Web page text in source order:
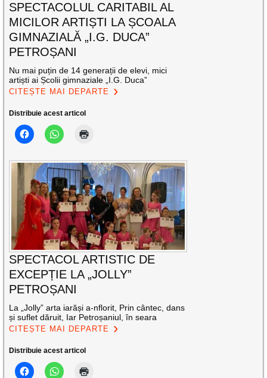
SPECTACOLUL CARITABIL AL
MICILOR ARTIȘTI LA ȘCOALA
GIMNAZIALĂ „I.G. DUCA”
PETROȘANI
Nu mai puțin de 14 generații de elevi, mici
artiști ai Școlii gimnaziale „I.G. Duca”
CITEȘTE MAI DEPARTE
Distribuie acest articol
SPECTACOL ARTISTIC DE
EXCEPȚIE LA „JOLLY”
PETROȘANI
La „Jolly” arta iarăși a-nflorit, Prin cântec, dans
și suflet dăruit, Iar Petroșaniul, în seara
CITEȘTE MAI DEPARTE
Distribuie acest articol